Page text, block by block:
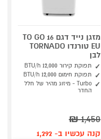
מזגן נייד דגם TO GO 16
EU טורנדו TORNADO
לבן
תפוקת קירור 12,000 BTU/h
תפוקת חימום 12,000 BTU/h
Turbo - מיזוג מהיר של חלל
החדר
1,450
₪
קנה עכשיו ב- 1,292